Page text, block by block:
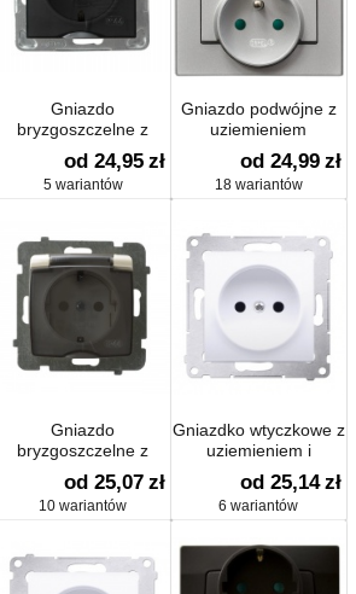
Gniazdo
bryzgoszczelne z
uziemieniem schuko
IP-44 z przesłonami
od 24,95 zł
5 wariantów
Gniazdo podwójne z
uziemieniem
od 24,99 zł
18 wariantów
Gniazdo
bryzgoszczelne z
uziemieniem IP44
od 25,07 zł
10 wariantów
Gniazdko wtyczkowe z
uziemieniem i
przesłonami (moduł)
16 A
od 25,14 zł
6 wariantów